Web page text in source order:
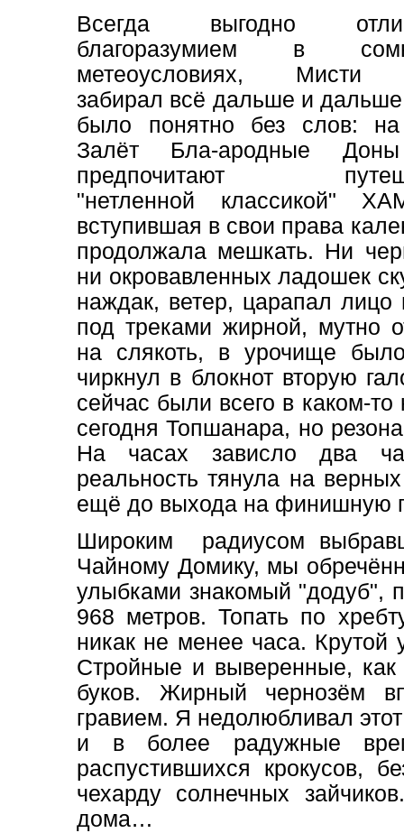
Всегда выгодно
благоразумием в
метеоусловиях, Мисти
забирал всё дальше и
было понятно без слов:
Залёт Бла-ародные Доны
предпочитают
"нетленной классикой"
вступившая в свои права
продолжала мешкать. Ни
ни окровавленных ладошек
наждак, ветер, царапал
под треками жирной, мутно
на слякоть, в урочище
чиркнул в блокнот вторую
сейчас были всего в каком-
сегодня Топшанара, но
На часах зависло два
реальность тянула на
ещё до выхода на финишную
Широким радиусом
Чайному Домику, мы
улыбками знакомый "додуб",
968 метров. Топать по
никак не менее часа. Крутой
Стройные и выверенные,
буков. Жирный чернозём
гравием. Я недолюбливал
и в более радужные
распустившихся крокусов,
чехарду солнечных
дома…